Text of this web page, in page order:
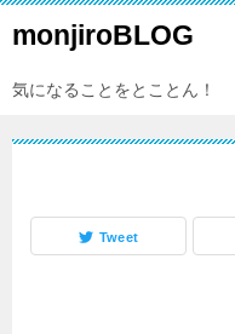
monjiroBLOG
気になることをとことん！
Tweet